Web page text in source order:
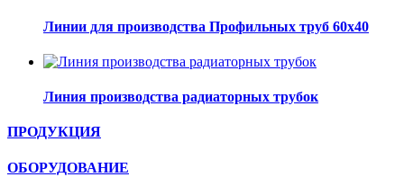
Линии для производства Профильных труб 60х40
Линия производства радиаторных трубок
ПРОДУКЦИЯ
ОБОРУДОВАНИЕ